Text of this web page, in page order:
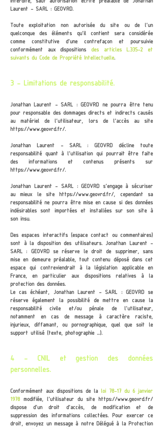
interdite, sauf autorisation écrite préalable de Jonathan
Laurent - SARL : GEOVRD.
Toute exploitation non autorisée du site ou de l’un
quelconque des éléments qu’il contient sera considérée
comme constitutive d’une contrefaçon et poursuivie
conformément aux dispositions des articles
L.335-2 et
suivants du Code de Propriété Intellectuelle.
3 - Limitations de responsabilité.
Jonathan Laurent - SARL : GEOVRD ne pourra être tenu
pour responsable des dommages directs et indirects causés
au matériel de l’utilisateur, lors de l’accès au site
https://www.geovrd.fr/.
Jonathan Laurent - SARL : GEOVRD décline toute
responsabilité quant à l’utilisation qui pourrait être faite
des informations et contenus présents sur
https://www.geovrd.fr/.
Jonathan Laurent - SARL : GEOVRD s’engage à sécuriser
au mieux le site
https://www.geovrd.fr/, cependant sa
responsabilité ne pourra être mise en cause si des données
indésirables sont importées et installées sur son site à
son insu.
Des espaces interactifs (espace contact ou commentaires)
sont à la disposition des utilisateurs. Jonathan Laurent -
SARL : GEOVRDse réserve le droit de supprimer, sans
mise en demeure préalable, tout contenu déposé dans cet
espace qui contreviendrait à la législation applicable en
France, en particulier aux dispositions relatives à la
protection des données.
Le cas échéant,
Jonathan Laurent - SARL : GEOVRDse
réserve également la possibilité de mettre en cause la
responsabilité civile et/ou pénale de l’utilisateur,
notamment en cas de message à caractère raciste,
injurieux, diffamant, ou pornographique, quel que soit le
support utilisé (texte, photographie …).
4 - CNIL et gestion des données
personnelles.
Conformément aux dispositions de la loi 78-17 du 6 janvier
1978 modifiée, l’utilisateur du site
https://www.geovrd.fr/
dispose d’un droit d’accès, de modification et de
suppression des informations collectées. Pour exercer ce
droit, envoyez un message à notre Délégué à la Protection